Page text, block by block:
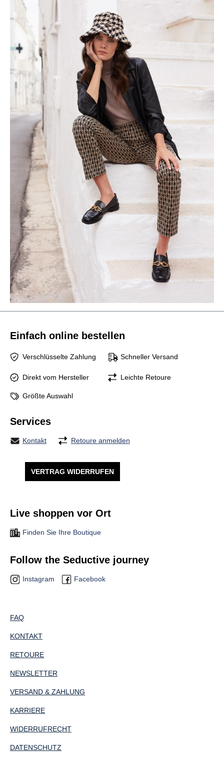
Einfach online bestellen
Verschlüsselte Zahlung Schneller Versand
Direkt vom Hersteller Leichte Retoure
Größte Auswahl
Services
Kontakt Retoure anmelden
VERTRAG WIDERRUFEN
Live shoppen vor Ort
Finden Sie Ihre Boutique
Follow the Seductive journey
Instagram Facebook
FAQ
KONTAKT
RETOURE
NEWSLETTER
VERSAND & ZAHLUNG
KARRIERE
WIDERRUFRECHT
DATENSCHUTZ